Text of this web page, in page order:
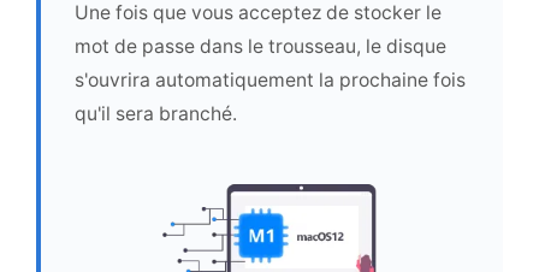
Une fois que vous acceptez de stocker le
mot de passe dans le trousseau, le disque
s'ouvrira automatiquement la prochaine fois
qu'il sera branché.